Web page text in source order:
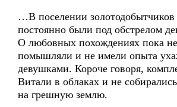
…В поселении
постоянно были под обстрелом
О любовных похождениях пока не
помышляли и не имели опыта
девушками. Короче говоря,
Витали в облаках и не
на грешную землю.